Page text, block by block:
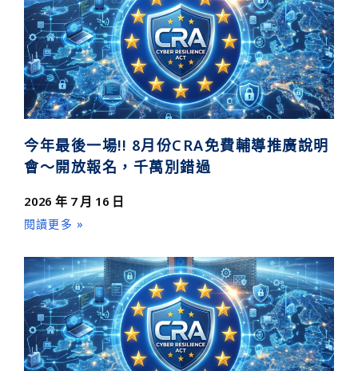
今年最後一場!! 8月份CRA免費輔導推廣說明
會～開放報名，千萬別錯過
2026 年 7 月 16 日
閱讀更多 »